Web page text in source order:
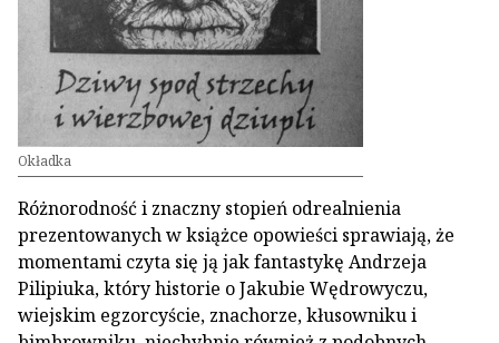
Okładka
Różnorodność i znaczny stopień odrealnienia
prezentowanych w książce opowieści sprawiają, że
momentami czyta się ją jak fantastykę Andrzeja
Pilipiuka, który historie o Jakubie Wędrowyczu,
wiejskim egzorcyście, znachorze, kłusowniku i